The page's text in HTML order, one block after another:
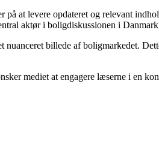
at levere opdateret og relevant
aktør i boligdiskussionen i
billede af boligmarkedet.
mediet at engagere læserne i en